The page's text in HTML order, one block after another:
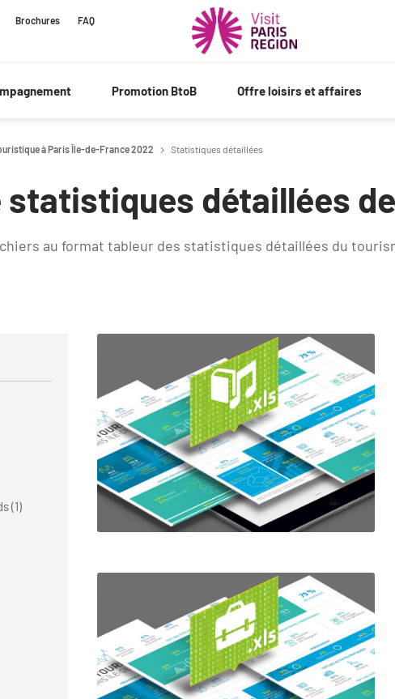
Brochures FAQ
Promotion BtoB Offre loisirs et affaires
à Paris Île-de-France 2022 Statistiques détaillées
détaillées
au format tableur des statistiques détaillées du
(1)